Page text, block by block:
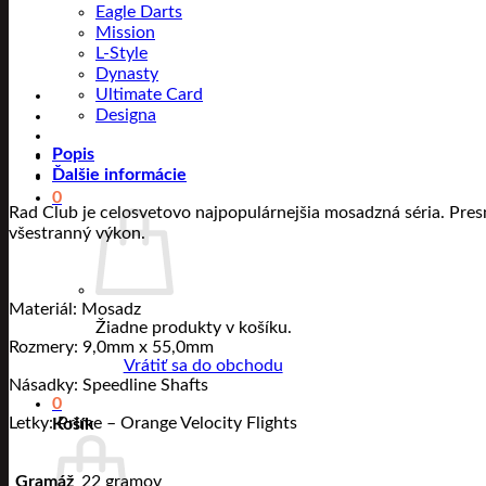
Eagle Darts
Mission
L-Style
Dynasty
Ultimate Card
Designa
0
Žiadne produkty v košíku.
Vrátiť sa do obchodu
0
Košík
Popis
Ďalšie informácie
Rad Club je celosvetovo najpopulárnejšia mosadzná séria.
všestranný výkon.
Materiál: Mosadz
Rozmery: 9,0mm x 55,0mm
Násadky: Speedline Shafts
Letky: Prime – Orange Velocity Flights
Gramáž 22 gramov